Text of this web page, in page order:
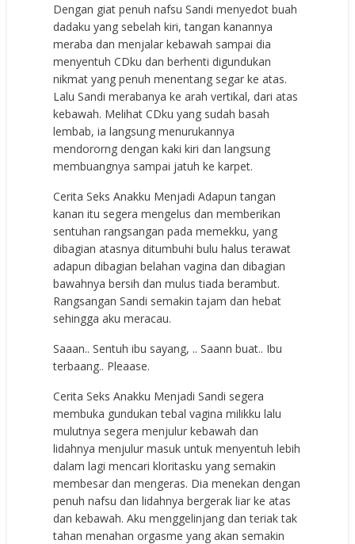
Dengan giat penuh nafsu Sandi menyedot buah
dadaku yang sebelah kiri, tangan kanannya
meraba dan menjalar kebawah sampai dia
menyentuh CDku dan berhenti digundukan
nikmat yang penuh menentang segar ke atas.
Lalu Sandi merabanya ke arah vertikal, dari atas
kebawah. Melihat CDku yang sudah basah
lembab, ia langsung menurukannya
mendororng dengan kaki kiri dan langsung
membuangnya sampai jatuh ke karpet.
Cerita Seks Anakku Menjadi Adapun tangan
kanan itu segera mengelus dan memberikan
sentuhan rangsangan pada memekku, yang
dibagian atasnya ditumbuhi bulu halus terawat
adapun dibagian belahan vagina dan dibagian
bawahnya bersih dan mulus tiada berambut.
Rangsangan Sandi semakin tajam dan hebat
sehingga aku meracau.
Saaan.. Sentuh ibu sayang, .. Saann buat.. Ibu
terbaang.. Pleaase.
Cerita Seks Anakku Menjadi Sandi segera
membuka gundukan tebal vagina milikku lalu
mulutnya segera menjulur kebawah dan
lidahnya menjulur masuk untuk menyentuh lebih
dalam lagi mencari kloritasku yang semakin
membesar dan mengeras. Dia menekan dengan
penuh nafsu dan lidahnya bergerak liar ke atas
dan kebawah. Aku menggelinjang dan teriak tak
tahan menahan orgasme yang akan semakin